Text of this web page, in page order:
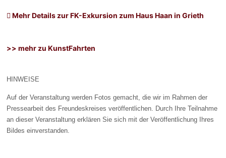
Mehr Details zur FK-Exkursion zum Haus Haan in Grieth
>> mehr zu KunstFahrten
HINWEISE
Auf der Veranstaltung werden Fotos gemacht, die wir im Rahmen der
Pressearbeit des Freundeskreises veröffentlichen. Durch Ihre Teilnahme
an dieser Veranstaltung erklären Sie sich mit der Veröffentlichung Ihres
Bildes einverstanden.